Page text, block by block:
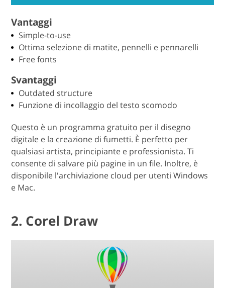
Vantaggi
Simple-to-use
Ottima selezione di matite, pennelli e pennarelli
Free fonts
Svantaggi
Outdated structure
Funzione di incollaggio del testo scomodo
Questo è un programma gratuito per il disegno
digitale e la creazione di fumetti. È perfetto per
qualsiasi artista, principiante e professionista. Ti
consente di salvare più pagine in un file. Inoltre, è
disponibile l'archiviazione cloud per utenti Windows
e Mac.
2. Corel Draw